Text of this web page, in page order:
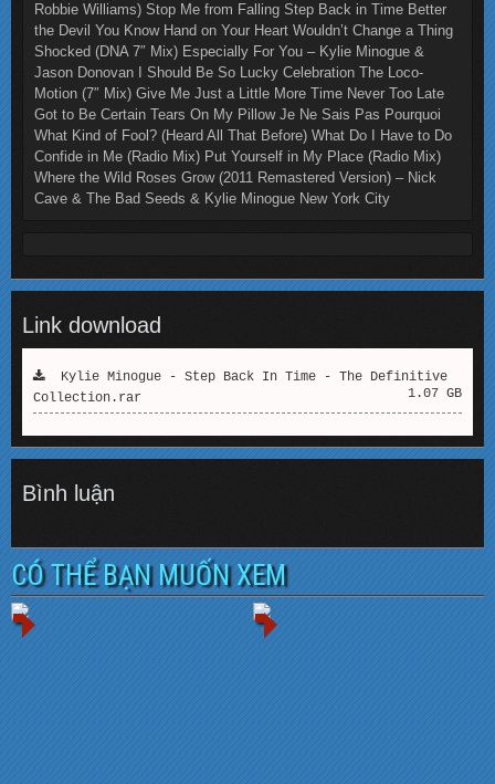
Robbie Williams) Stop Me from Falling Step Back in Time Better
the Devil You Know Hand on Your Heart Wouldn’t Change a Thing
Shocked (DNA 7″ Mix) Especially For You – Kylie Minogue &
Jason Donovan I Should Be So Lucky Celebration The Loco-
Motion (7″ Mix) Give Me Just a Little More Time Never Too Late
Got to Be Certain Tears On My Pillow Je Ne Sais Pas Pourquoi
What Kind of Fool? (Heard All That Before) What Do I Have to Do
Confide in Me (Radio Mix) Put Yourself in My Place (Radio Mix)
Where the Wild Roses Grow (2011 Remastered Version) – Nick
Cave & The Bad Seeds & Kylie Minogue New York City
Link download
Kylie Minogue - Step Back In Time - The Definitive
Collection.rar
1.07 GB
Bình luận
CÓ THỂ BẠN MUỐN XEM